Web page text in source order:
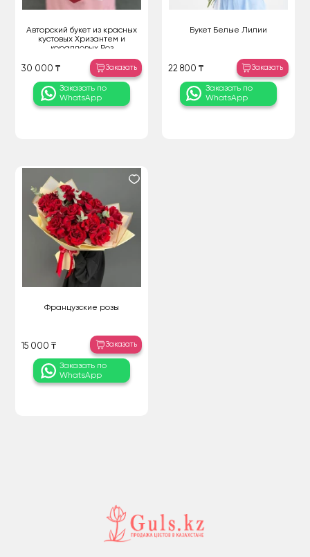
Авторский букет из красных
кустовых Хризантем и
коралловых Роз
30 000 ₸ Заказать
Заказать по
WhatsApp
Букет Белые Лилии
22 800 ₸ Заказать
Заказать по
WhatsApp
Французские розы
15 000 ₸ Заказать
Заказать по
WhatsApp